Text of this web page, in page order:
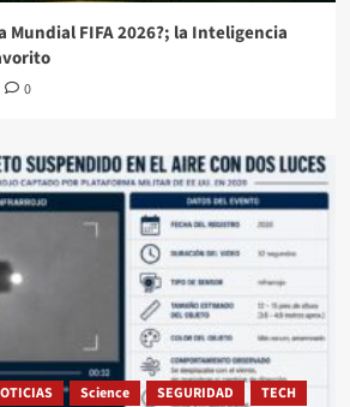
Mundial FIFA 2026?; la Inteligencia
0
Science SEGURIDAD
TECH